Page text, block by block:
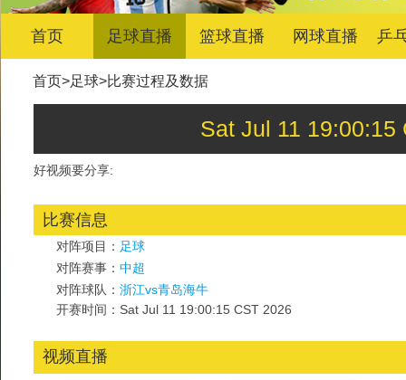
首页 足球直播 篮球直播 网球直播 乒
首页>足球>比赛过程及数据
Sat Jul 11
好视频要分享:
比赛信息
对阵项目： 足球
对阵赛事： 中超
对阵球队： 浙江vs青岛海牛
开赛时间：Sat Jul 11 19:00:15 CST 2026
视频直播